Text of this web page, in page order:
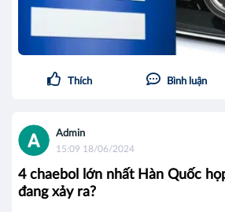
Thích Bình luận
Admin
15:09 18/06/2024
4 chaebol lớn nhất Hàn Quốc
đang xảy ra?